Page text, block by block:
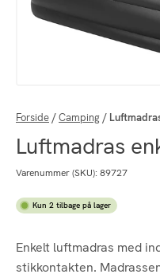
Forside/Camping/
Luftmadras
Varenummer (SKU): 89727
Kun 2 tilbage på lager
Enkelt luftmadras med
stikkontakten.